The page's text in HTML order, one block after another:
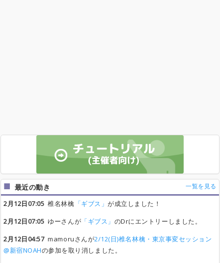
最近の動き 一覧を見る
2月12日07:05 椎名林檎 「ギブス」が成立しました！
2月12日07:05 ゆーさんが 「ギブス」 のDrにエントリーしました。
2月12日04:57mamoruさんが2/12(日)椎名林檎・東京事変セッション
@新宿NOAHの参加を取り消しました。